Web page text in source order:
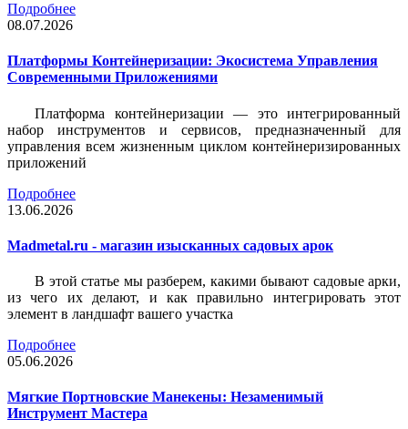
Подробнее
08.07.2026
Платформы Контейнеризации: Экосистема Управления
Современными Приложениями
Платформа контейнеризации — это интегрированный
набор инструментов и сервисов, предназначенный для
управления всем жизненным циклом контейнеризированных
приложений
Подробнее
13.06.2026
Madmetal.ru - магазин изысканных садовых арок
В этой статье мы разберем, какими бывают садовые арки,
из чего их делают, и как правильно интегрировать этот
элемент в ландшафт вашего участка
Подробнее
05.06.2026
Мягкие Портновские Манекены: Незаменимый
Инструмент Мастера